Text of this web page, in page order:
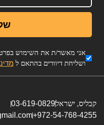
אני מאשר/ת את השימוש
ושליחת דיוורים בהתאם ל
קבליס, ישראל03-619-0829
972-54-768-4255+